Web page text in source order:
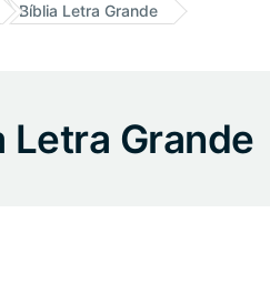
Bíblia Letra Grande
Letra Grande